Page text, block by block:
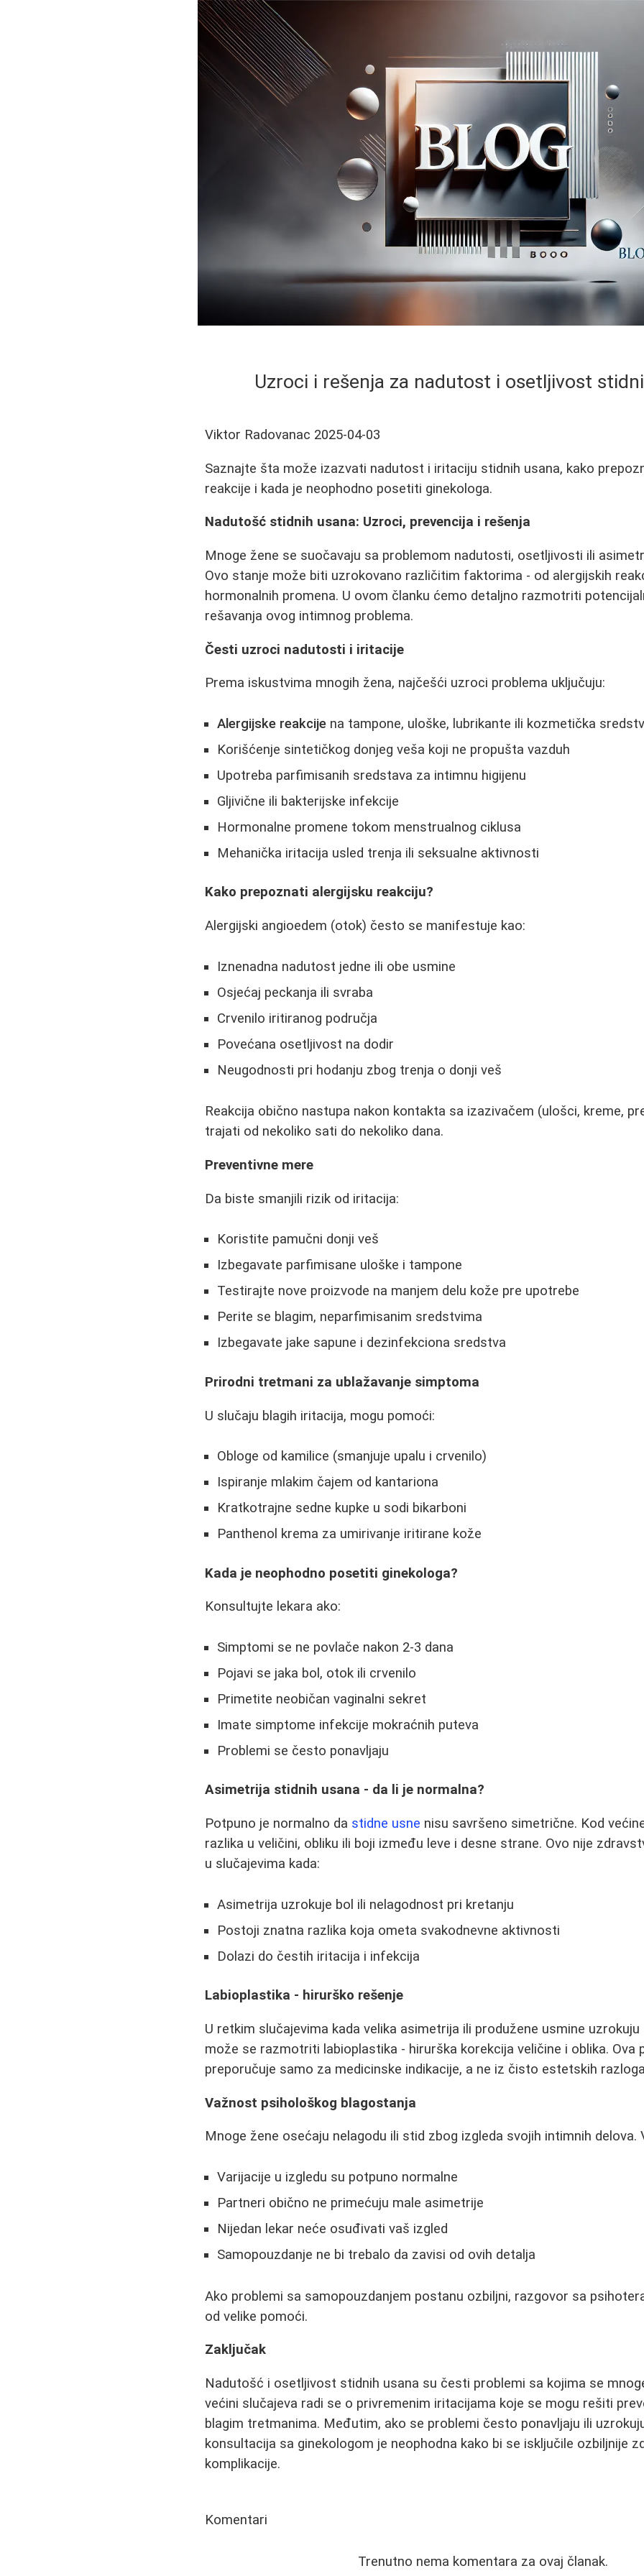
Uzroci i rešenja za nadutost i osetljivost
Viktor Radovanac 2025-04-03
Saznajte šta može izazvati nadutost i iritaciju stidnih usana, kako
reakcije i kada je neophodno posetiti ginekologa.
Nadutošć stidnih usana: Uzroci, prevencija i rešenja
Mnoge žene se suočavaju sa problemom nadutosti, osetljivosti ili
Ovo stanje može biti uzrokovano različitim faktorima - od alergijskih
hormonalnih promena. U ovom članku ćemo detaljno razmotriti
rešavanja ovog intimnog problema.
Česti uzroci nadutosti i iritacije
Prema iskustvima mnogih žena, najčešći uzroci problema uključuju:
Alergijske reakcije na tampone, uloške, lubrikante ili kozmetička
Korišćenje sintetičkog donjeg veša koji ne propušta vazduh
Upotreba parfimisanih sredstava za intimnu higijenu
Gljivične ili bakterijske infekcije
Hormonalne promene tokom menstrualnog ciklusa
Mehanička iritacija usled trenja ili seksualne aktivnosti
Kako prepoznati alergijsku reakciju?
Alergijski angioedem (otok) često se manifestuje kao:
Iznenadna nadutost jedne ili obe usmine
Osjećaj peckanja ili svraba
Crvenilo iritiranog područja
Povećana osetljivost na dodir
Neugodnosti pri hodanju zbog trenja o donji veš
Reakcija obično nastupa nakon kontakta sa izazivačem (ulošci, kreme,
trajati od nekoliko sati do nekoliko dana.
Preventivne mere
Da biste smanjili rizik od iritacija:
Koristite pamučni donji veš
Izbegavate parfimisane uloške i tampone
Testirajte nove proizvode na manjem delu kože pre upotrebe
Perite se blagim, neparfimisanim sredstvima
Izbegavate jake sapune i dezinfekciona sredstva
Prirodni tretmani za ublažavanje simptoma
U slučaju blagih iritacija, mogu pomoći:
Obloge od kamilice (smanjuje upalu i crvenilo)
Ispiranje mlakim čajem od kantariona
Kratkotrajne sedne kupke u sodi bikarboni
Panthenol krema za umirivanje iritirane kože
Kada je neophodno posetiti ginekologa?
Konsultujte lekara ako:
Simptomi se ne povlače nakon 2-3 dana
Pojavi se jaka bol, otok ili crvenilo
Primetite neobičan vaginalni sekret
Imate simptome infekcije mokraćnih puteva
Problemi se često ponavljaju
Asimetrija stidnih usana - da li je normalna?
Potpuno je normalno da stidne usne nisu savršeno simetrične. Kod
razlika u veličini, obliku ili boji između leve i desne strane. Ovo nije
u slučajevima kada:
Asimetrija uzrokuje bol ili nelagodnost pri kretanju
Postoji znatna razlika koja ometa svakodnevne aktivnosti
Dolazi do čestih iritacija i infekcija
Labioplastika - hirurško rešenje
U retkim slučajevima kada velika asimetrija ili produžene usmine
može se razmotriti labioplastika - hirurška korekcija veličine i oblika. Ova
preporučuje samo za medicinske indikacije, a ne iz čisto estetskih
Važnost psihološkog blagostanja
Mnoge žene osećaju nelagodu ili stid zbog izgleda svojih intimnih delova.
Varijacije u izgledu su potpuno normalne
Partneri obično ne primećuju male asimetrije
Nijedan lekar neće osuđivati vaš izgled
Samopouzdanje ne bi trebalo da zavisi od ovih detalja
Ako problemi sa samopouzdanjem postanu ozbiljni, razgovor sa
od velike pomoći.
Zaključak
Nadutošć i osetljivost stidnih usana su česti problemi sa kojima se
većini slučajeva radi se o privremenim iritacijama koje se mogu rešiti
blagim tretmanima. Međutim, ako se problemi često ponavljaju ili
konsultacija sa ginekologom je neophodna kako bi se isključile ozbiljnije
komplikacije.
Komentari
Trenutno nema komentara za ovaj članak.